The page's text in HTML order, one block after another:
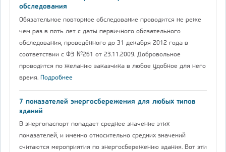
обследования
Обязательное повторное обследование проводится не реже
чем раз в пять лет с даты первичного обязательного
обследования, проведённого до 31 декабря 2012 года в
соответствии с ФЗ №261 от 23.11.2009. Добровольное
проводится по желанию заказчика в любое удобное для него
время. Подробнее
7 показателей энергосбережения для любых типов
зданий
В энергопаспорт попадает среднее значение этих
показателей, и именно относительно средних значений
считаются мероприятия по энергосбережению здания. Вот эти